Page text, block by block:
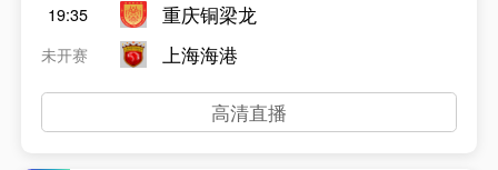
19:35
未开赛
重庆铜梁龙
上海海港
高清直播